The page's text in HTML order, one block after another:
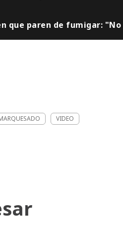
que paren de fumigar:
VIDEO